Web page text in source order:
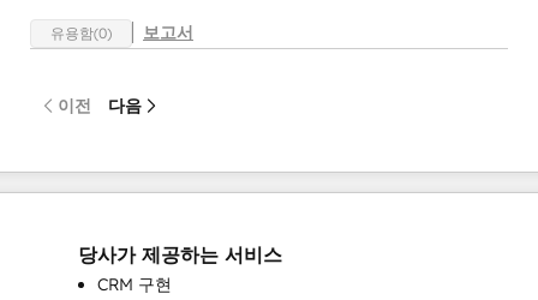
유용함(0) 보고서
이전 다음
당사가 제공하는 서비스
CRM 구현